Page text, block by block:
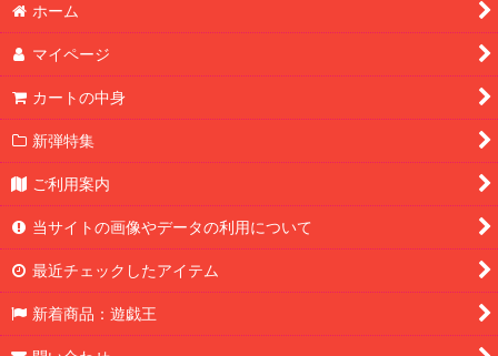
ホーム
マイページ
カートの中身
新弾特集
ご利用案内
当サイトの画像やデータの利用について
最近チェックしたアイテム
新着商品：遊戯王